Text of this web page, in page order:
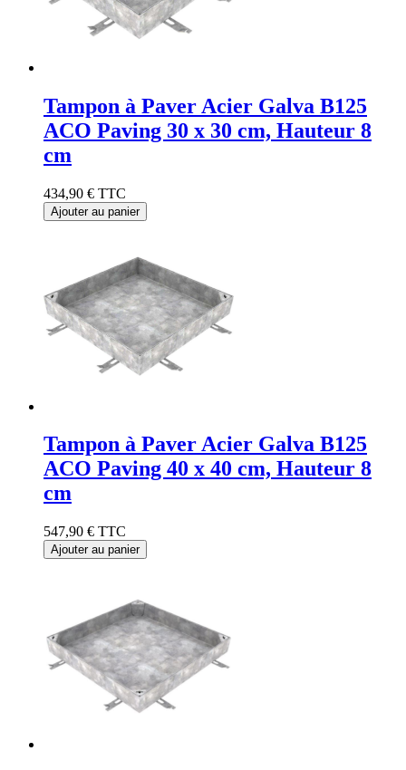
Tampon à Paver Acier Galva B125
ACO Paving 30 x 30 cm, Hauteur 8
cm
434,90 € TTC
Ajouter au panier
Tampon à Paver Acier Galva B125
ACO Paving 40 x 40 cm, Hauteur 8
cm
547,90 € TTC
Ajouter au panier